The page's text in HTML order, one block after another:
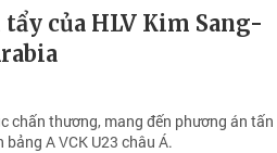
của HLV Kim Sang-
chấn thương, mang đến phương án tấn
A VCK U23 châu Á.